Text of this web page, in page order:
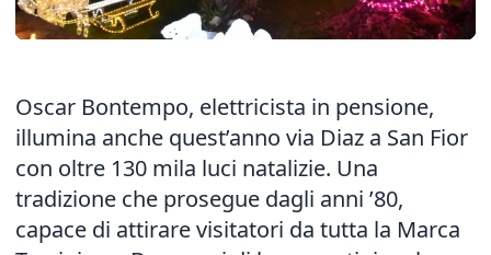
Oscar Bontempo, elettricista in pensione,
illumina anche quest’anno via Diaz a San Fior
con oltre 130 mila luci natalizie. Una
tradizione che prosegue dagli anni ’80,
capace di attirare visitatori da tutta la Marca